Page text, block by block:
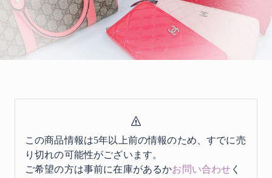
この商品情報は5年以上前の情報のため、すでに売
り切れの可能性がございます。
ご希望の方は事前に在庫があるかお問い合わせ く